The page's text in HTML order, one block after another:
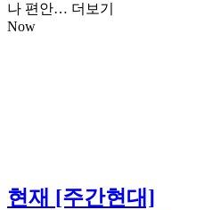
나 편안… 더보기
Now
현재 [주간현대]